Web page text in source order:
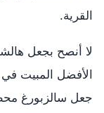
القرية.
لا أنصح بجعل
جعل سالزبورغ